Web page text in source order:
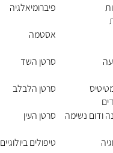
ודום נשימה
פיברומיאלגיה
אסטמה
סרטן השד
סרטן הלבלב
סרטן העין
טיפולים ביולוגיים